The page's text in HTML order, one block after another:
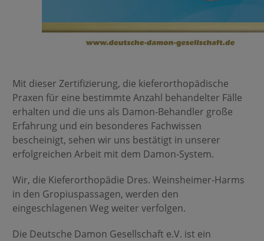
Mit dieser Zertifizierung, die kieferorthopädische
Praxen für eine bestimmte Anzahl behandelter Fälle
erhalten und die uns als Damon-Behandler große
Erfahrung und ein besonderes Fachwissen
bescheinigt, sehen wir uns bestätigt in unserer
erfolgreichen Arbeit mit dem Damon-System.
Wir, die Kieferorthopädie Dres. Weinsheimer-Harms
in den Gropiuspassagen, werden den
eingeschlagenen Weg weiter verfolgen.
Die Deutsche Damon Gesellschaft e.V. ist ein